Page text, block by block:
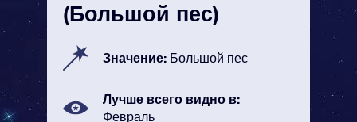
(Большой пес)
Значение: Большой пес
Лучше всего видно в:
Февраль